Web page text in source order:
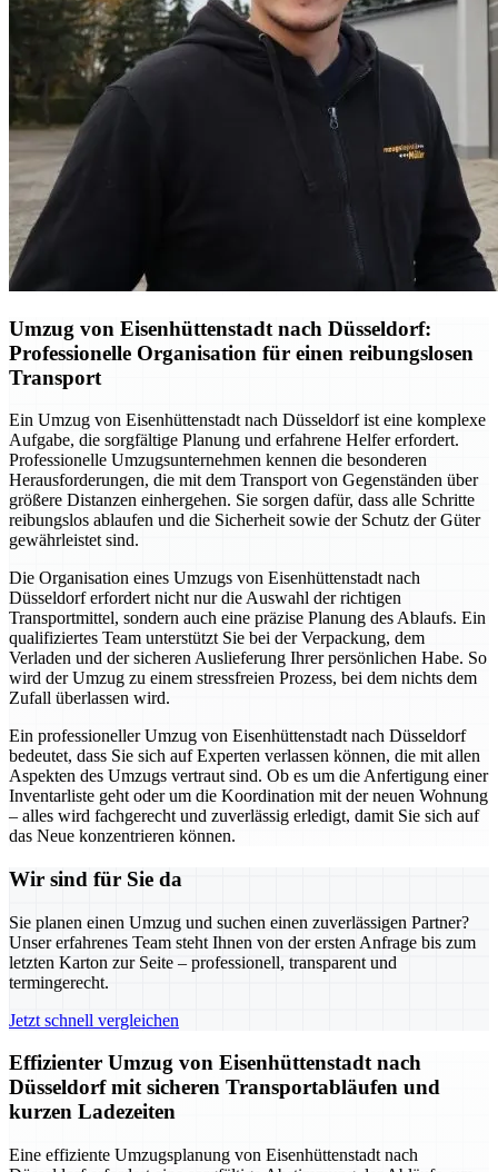
Umzug von Eisenhüttenstadt nach Düsseldorf:
Professionelle Organisation für einen reibungslosen
Transport
Ein Umzug von Eisenhüttenstadt nach Düsseldorf ist eine komplexe
Aufgabe, die sorgfältige Planung und erfahrene Helfer erfordert.
Professionelle Umzugsunternehmen kennen die besonderen
Herausforderungen, die mit dem Transport von Gegenständen über
größere Distanzen einhergehen. Sie sorgen dafür, dass alle Schritte
reibungslos ablaufen und die Sicherheit sowie der Schutz der Güter
gewährleistet sind.
Die Organisation eines Umzugs von Eisenhüttenstadt nach
Düsseldorf erfordert nicht nur die Auswahl der richtigen
Transportmittel, sondern auch eine präzise Planung des Ablaufs. Ein
qualifiziertes Team unterstützt Sie bei der Verpackung, dem
Verladen und der sicheren Auslieferung Ihrer persönlichen Habe. So
wird der Umzug zu einem stressfreien Prozess, bei dem nichts dem
Zufall überlassen wird.
Ein professioneller Umzug von Eisenhüttenstadt nach Düsseldorf
bedeutet, dass Sie sich auf Experten verlassen können, die mit allen
Aspekten des Umzugs vertraut sind. Ob es um die Anfertigung einer
Inventarliste geht oder um die Koordination mit der neuen Wohnung
– alles wird fachgerecht und zuverlässig erledigt, damit Sie sich auf
das Neue konzentrieren können.
Wir sind für Sie da
Sie planen einen Umzug und suchen einen zuverlässigen Partner?
Unser erfahrenes Team steht Ihnen von der ersten Anfrage bis zum
letzten Karton zur Seite – professionell, transparent und
termingerecht.
Jetzt schnell vergleichen
Effizienter Umzug von Eisenhüttenstadt nach
Düsseldorf mit sicheren Transportabläufen und
kurzen Ladezeiten
Eine effiziente Umzugsplanung von Eisenhüttenstadt nach